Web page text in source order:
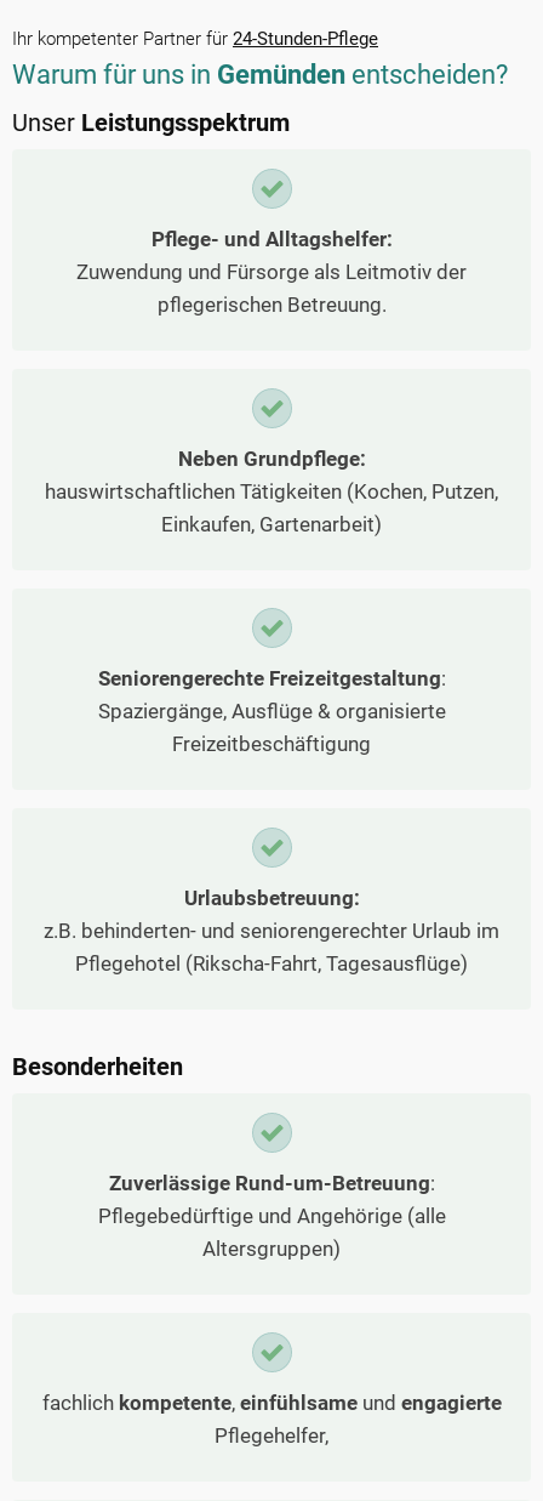
Ihr kompetenter Partner für 24-Stunden-Pflege
Warum für uns in Gemünden entscheiden?
Unser Leistungsspektrum
Pflege- und Alltagshelfer:
Zuwendung und Fürsorge als Leitmotiv der
pflegerischen Betreuung.
Neben Grundpflege:
hauswirtschaftlichen Tätigkeiten (Kochen, Putzen,
Einkaufen, Gartenarbeit)
Seniorengerechte Freizeitgestaltung:
Spaziergänge, Ausflüge & organisierte
Freizeitbeschäftigung
Urlaubsbetreuung:
z.B. behinderten- und seniorengerechter Urlaub im
Pflegehotel (Rikscha-Fahrt, Tagesausflüge)
Besonderheiten
Zuverlässige Rund-um-Betreuung:
Pflegebedürftige und Angehörige (alle
Altersgruppen)
fachlich kompetente, einfühlsameund engagierte
Pflegehelfer,